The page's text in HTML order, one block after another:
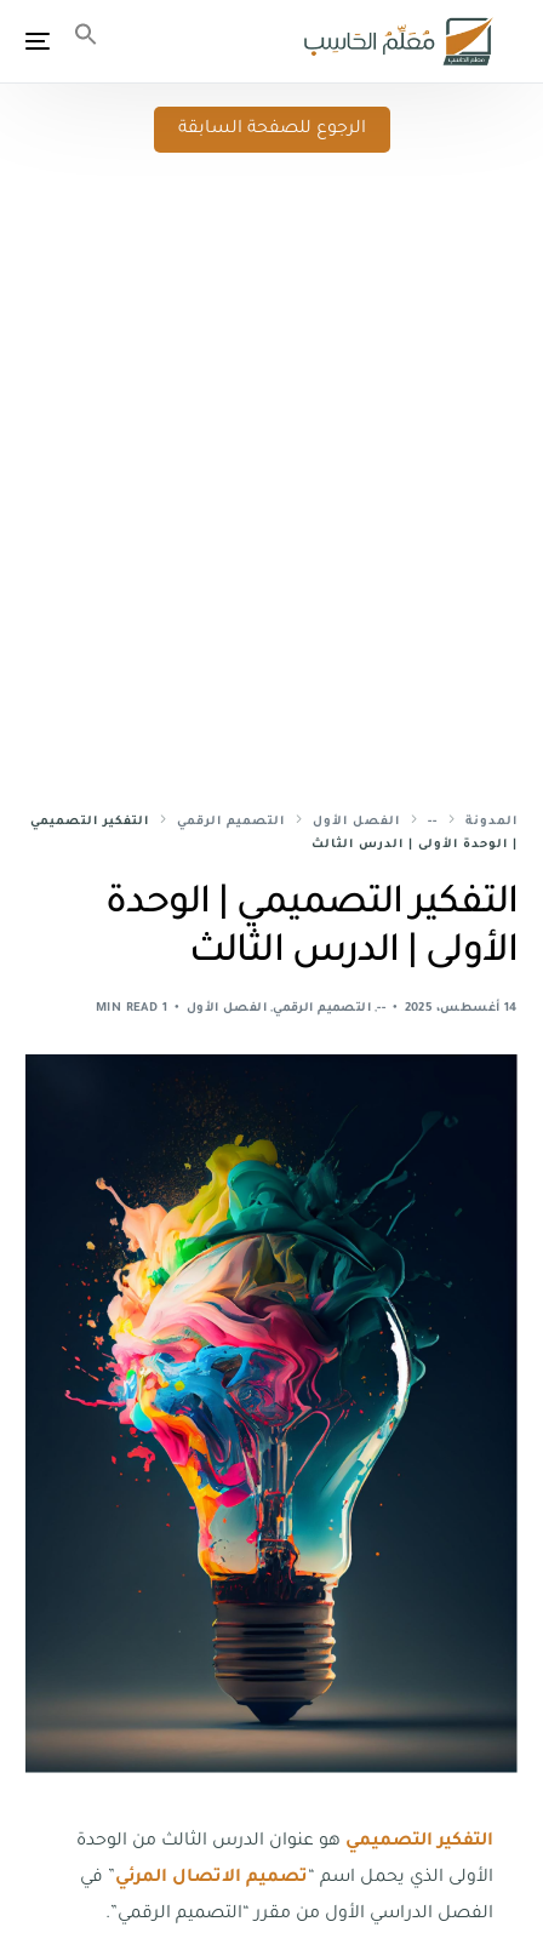
الرجوع للصفحة السابقة
المدونة -- الفصل الأول التصميم الرقمي
التفكير التصميمي
| الوحدة الأولى | الدرس الثالث
التفكير التصميمي | الوحدة
الأولى | الدرس الثالث
14 أغسطس، 2025 --
, التصميم الرقمي, الفصل الأول 1 MIN READ
التفكيرالتصميمي هو عنوان الدرس الثالث من الوحدة
الأولى الذي يحمل اسم “تصميم الاتصال المرئي” في
الفصل الدراسي الأول من مقرر “التصميم الرقمي”.